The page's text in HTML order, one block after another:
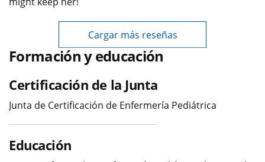
Cargar más reseñas
Formación y educación
Certificación de la Junta
Junta de Certificación de Enfermería Pediátrica
Educación